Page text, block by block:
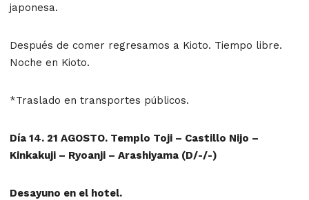
japonesa.
Después de comer regresamos a Kioto. Tiempo libre.
Noche en Kioto.
*Traslado en transportes públicos.
Día 14. 21 AGOSTO. Templo Toji – Castillo Nijo –
Kinkakuji – Ryoanji – Arashiyama (D/-/-)
Desayuno en el hotel.